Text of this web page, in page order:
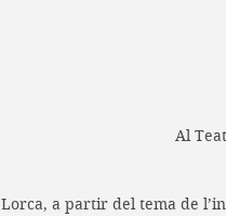
Al
Lorca, a partir del tema de